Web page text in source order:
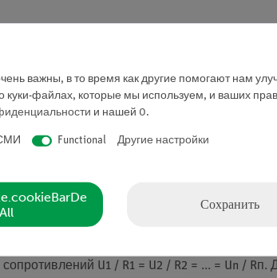
может быть разделено
U1 / R1 = U2 / R2 = ... = Un /
важны, в то время как другие помогают нам
файлах, которые мы используем, и ваших
и нашей 0.
Functional Другие настройки
Сохранить